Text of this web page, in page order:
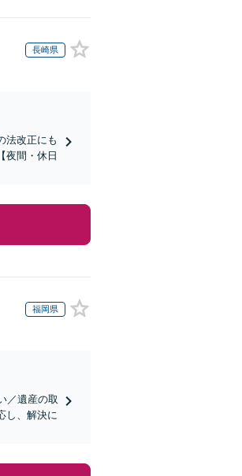
長崎県
法改正にも
夜間・休日
福岡県
／遺産の取
し、解決に